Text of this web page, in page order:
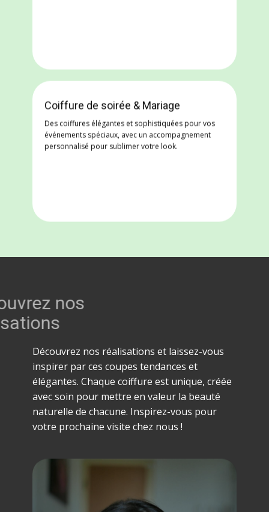
Coiffure de soirée & Mariage
Des coiffures élégantes et sophistiquées pour vos
événements spéciaux, avec un accompagnement
personnalisé pour sublimer votre look.
Découvrez nos
réalisations
Découvrez nos réalisations et laissez-vous
inspirer par ces coupes tendances et
élégantes. Chaque coiffure est unique, créée
avec soin pour mettre en valeur la beauté
naturelle de chacune. Inspirez-vous pour
votre prochaine visite chez nous !